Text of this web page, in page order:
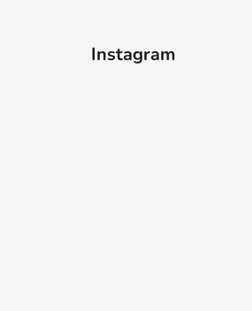
Instagram